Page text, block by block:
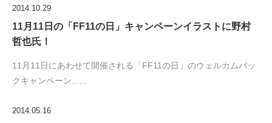
2014.10.29
11月11日の「FF11の日」キャンペーンイラストに野村
哲也氏！
11月11日にあわせて開催される「FF11の日」のウェルカムバッ
クキャンペーン...…
2014.05.16